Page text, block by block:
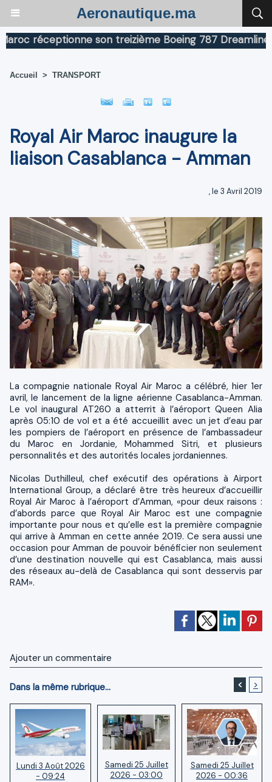
Aeronautique.ma
réceptionne son treizième Boeing 787 Dreamliner
Accueil > TRANSPORT
Royal Air Maroc inaugure la
liaison Casablanca - Amman
, le 3 Avril 2019
La compagnie nationale Royal Air Maroc a célébré, hier 1er
avril, le lancement de la ligne aérienne Casablanca-Amman.
Le vol inaugural AT260 a atterrit à l’aéroport Queen Alia
après 05:10 de vol et a été accueillit avec un jet d’eau par
les pompiers de l’aéroport en présence de l’ambassadeur
du Maroc en Jordanie, Mohammed Sitri, et plusieurs
personnalités et des autorités locales jordaniennes.
Nicolas Duthilleul, chef exécutif des opérations à Airport
International Group, a déclaré être très heureux d’accueillir
Royal Air Maroc à l’aéroport d’Amman, «pour deux raisons :
d’abords parce que Royal Air Maroc est une compagnie
importante pour nous et qu’elle est la première compagnie
qui arrive à Amman en cette année 2019. Ce sera aussi une
occasion pour Amman de pouvoir bénéficier non seulement
d’une destination nouvelle qui est Casablanca, mais aussi
des réseaux au-delà de Casablanca qui sont desservis par
RAM».
Ajouter un commentaire
Dans la même rubrique... < >
Lundi 3 Août 2026
- 09:24
Samedi 25 Juillet
2026 - 03:00
Samedi 25 Juillet
2026 - 00:36